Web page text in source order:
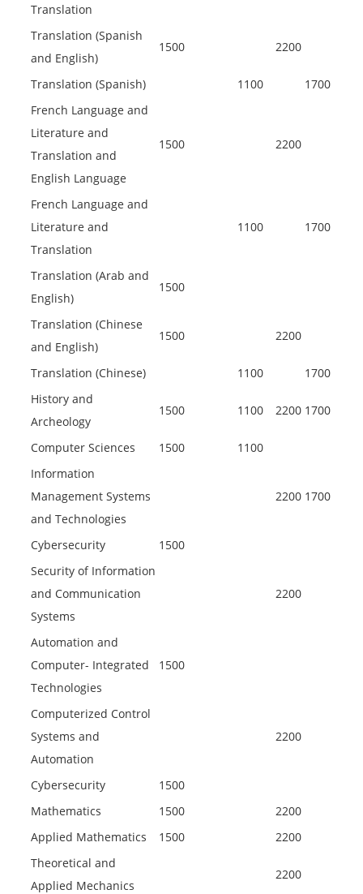
Translation
Translation (Spanish
and English)
1500 2200
Translation (Spanish) 1100
1700
French Language and
Literature and
Translation and
English Language
1500 2200
French Language and
Literature and
Translation
1100 1700
Translation (Arab and
English)
1500
Translation (Chinese
and English)
1500 2200
Translation (Chinese) 1100
1700
History and
Archeology
1500 1100 2200 1700
Computer Sciences 1500
1100
Information
Management Systems
and Technologies
2200 1700
Cybersecurity
1500
Security of Information
and Communication
Systems
2200
Automation and
Computer- Integrated
Technologies
1500
Computerized Control
Systems and
Automation
2200
Cybersecurity
1500
Mathematics
1500
2200
Applied Mathematics
1500
2200
Theoretical and
Applied Mechanics
2200